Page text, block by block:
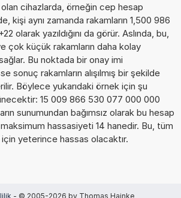
olan cihazlarda, örneğin cep hesap
kişi aynı zamanda rakamların 1,500 986
olarak yazıldığını da görür. Aslında, bu,
çok küçük rakamların daha kolay
sağlar. Bu noktada bir onay imi
sonuç rakamların alışılmış bir şekilde
Böylece yukarıdaki örnek için şu
15 009 866 530 077 000 000
sunumundan bağımsız olarak bu hesap
hassasiyeti 14 hanedir. Bu, tüm
yeterince hassas olacaktır.
- © 2005-2026 by Thomas Hainke